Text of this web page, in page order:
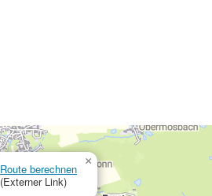
Route berechnen
(Externer Link)
×